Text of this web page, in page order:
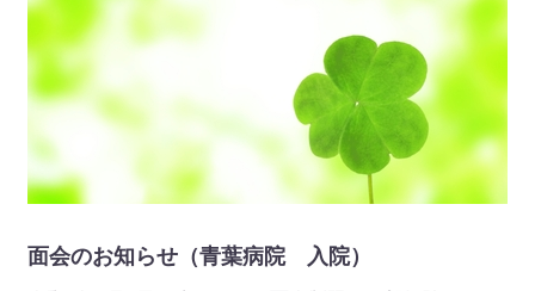
◆自由診療（保険適用外）のお知らせ（青葉メディカル 外
来）◆ 令和7年12月16日（火）より、「ＡＧＡ治療（男性
型脱毛症）」、「ＥＤ治療（勃起不全）」を開始しました。
（費用などはこちら）
2025 年 12 月 02 日
◆年末年始の休診のお知らせ（青葉メディカル 外来）◆
面会のお知らせ（青葉病院 入院）